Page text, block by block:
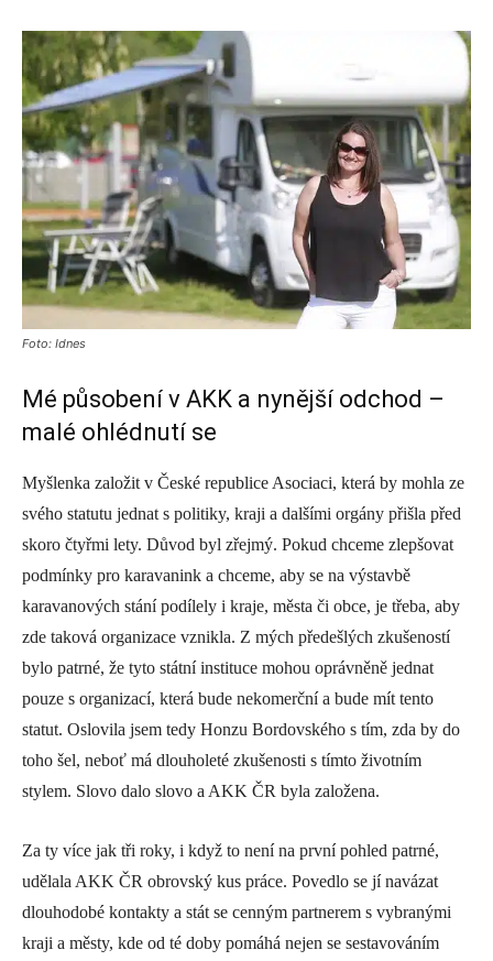
Foto: Idnes
Mé působení v AKK a nynější odchod –
malé ohlédnutí se
Myšlenka založit v České republice Asociaci, která by mohla ze
svého statutu jednat s politiky, kraji a dalšími orgány přišla před
skoro čtyřmi lety. Důvod byl zřejmý. Pokud chceme zlepšovat
podmínky pro karavanink a chceme, aby se na výstavbě
karavanových stání podílely i kraje, města či obce, je třeba, aby
zde taková organizace vznikla. Z mých předešlých zkušeností
bylo patrné, že tyto státní instituce mohou oprávněně jednat
pouze s organizací, která bude nekomerční a bude mít tento
statut. Oslovila jsem tedy Honzu Bordovského s tím, zda by do
toho šel, neboť má dlouholeté zkušenosti s tímto životním
stylem. Slovo dalo slovo a AKK ČR byla založena.
Za ty více jak tři roky, i když to není na první pohled patrné,
udělala AKK ČR obrovský kus práce. Povedlo se jí navázat
dlouhodobé kontakty a stát se cenným partnerem s vybranými
kraji a městy, kde od té doby pomáhá nejen se sestavováním